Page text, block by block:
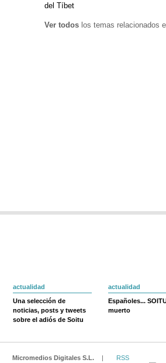
del Tíbet
Ver todos los temas relacionados
actualidad
Una selección de
noticias, posts y tweets
sobre el adiós de Soitu
actualidad
Españoles...
muerto
Micromedios Digitales S.L. |
RSS